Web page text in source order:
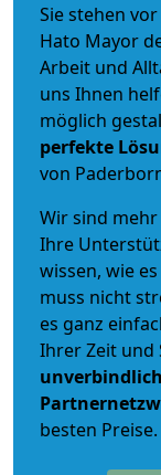
Sie stehen
Hato Mayor
Arbeit und
uns Ihnen
möglich
perfekte
von
Wir sind
Ihre
wissen, wie
muss nicht
es ganz
Ihrer Zeit und
besten Preise.